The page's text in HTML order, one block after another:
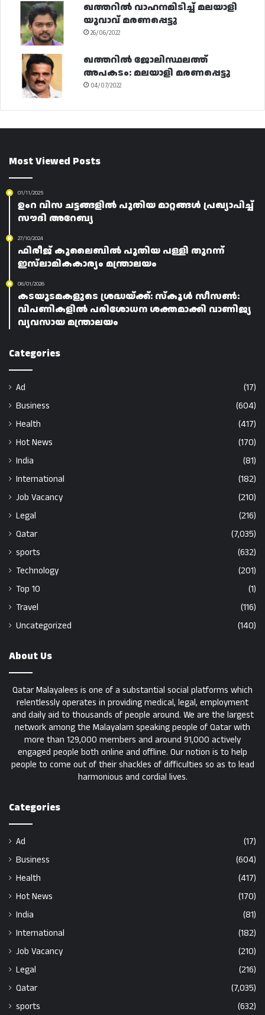
ഖത്തറിൽ വാഹനമിടിച്ച് മലയാളി
യുവാവ് മരണപ്പെട്ടു
26/06/2022
ഖത്തറിൽ ജോലിസ്ഥലത്ത്
അപകടം: മലയാളി മരണപ്പെട്ടു
04/07/2022
Most Viewed Posts
01/11/2025
ഉംറ വിസ ചട്ടങ്ങളിൽ പുതിയ മാറ്റങ്ങൾ പ്രഖ്യാപിച്ച്
സൗദി അറേബ്യ
27/10/2024
ഫിരീജ് കുലൈബിൽ പുതിയ പള്ളി തുറന്ന്
ഇസ്‌ലാമികകാര്യം മന്ത്രാലയം
06/01/2026
കടയുടമകളുടെ ശ്രദ്ധയ്ക്ക്: സ്കൂൾ സീസൺ:
വിപണികളിൽ പരിശോധന ശക്തമാക്കി വാണിജ്യ
വ്യവസായ മന്ത്രാലയം
Categories
Ad
(17)
Business
(604)
Health
(417)
Hot News
(170)
India
(81)
International
(182)
Job Vacancy
(210)
Legal
(216)
Qatar
(7,035)
sports
(632)
Technology
(201)
Top 10
(1)
Travel
(116)
Uncategorized
(140)
About Us
Qatar Malayalees is one of a substantial social platforms which
relentlessly operates in providing medical, legal, employment
and daily aid to thousands of people around. We are the largest
network among the Malayalam speaking people of Qatar with
more than 129,000 members and around 91,000 actively
engaged people both online and offline. Our notion is to help
people to come out of their shackles of difficulties so as to lead
harmonious and cordial lives.
Categories
Ad
(17)
Business
(604)
Health
(417)
Hot News
(170)
India
(81)
International
(182)
Job Vacancy
(210)
Legal
(216)
Qatar
(7,035)
sports
(632)